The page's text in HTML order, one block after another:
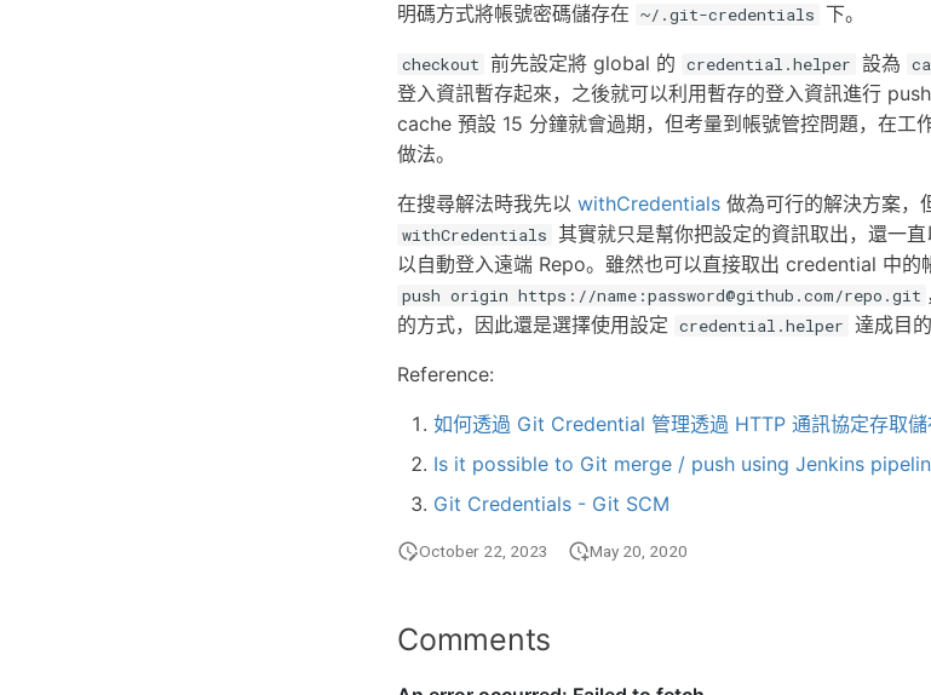
明碼方式將帳號密碼儲存在 ~/.git-credentials 下。
checkout 前先設定將 global 的 credential.helper 設為
登入資訊暫存起來，之後就可以利用暫存的登入資訊進行
cache 預設 15 分鐘就會過期，但考量到帳號管控問題，在工
做法。
在搜尋解法時我先以 withCredentials 做為可行的解決方案，
withCredentials 其實就只是幫你把設定的資訊取出，還一直
以自動登入遠端 Repo。雖然也可以直接取出 credential 中的
push origin https://name:password@github.com/repo.git
的方式，因此還是選擇使用設定 credential.helper 達成目的
Reference:
如何透過 Git Credential 管理透過 HTTP 通訊協定存取儲
Is it possible to Git merge / push using Jenkins
Git Credentials - Git SCM
October 22, 2023 May 20, 2020
Comments